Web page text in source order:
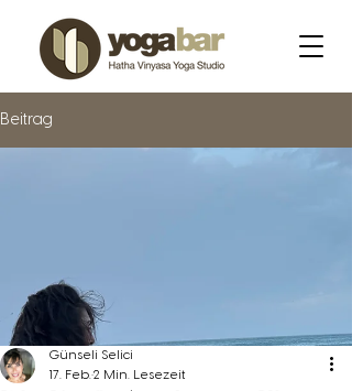
Beitrag
Günseli Selici
17. Feb.2 Min. Lesezeit